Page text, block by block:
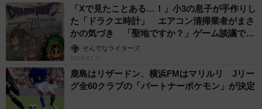
3/7
「Xで見たことある…！」小3の息子が手作りし
た「ドラクエ時計」 エアコン清掃業者がまさ
かの気づき 「聖地ですか？」ゲーム談議で大
盛り上がり
そんでなライターズ
2026.07.27
鹿島はリザードン、横浜FMはマリルリ Jリー
グ全60クラブの「パートナーポケモン」が決定